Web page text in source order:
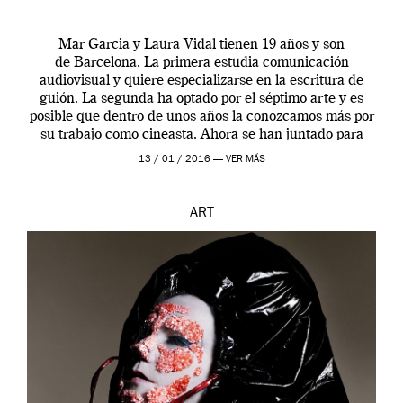
Mar Garcia y Laura Vidal tienen 19 años y son
de Barcelona. La primera estudia comunicación
audiovisual y quiere especializarse en la escritura de
guión. La segunda ha optado por el séptimo arte y es
posible que dentro de unos años la conozcamos más por
su trabajo como cineasta. Ahora se han juntado para
contarnos una […]
13 / 01 / 2016 — VER MÁS
ART